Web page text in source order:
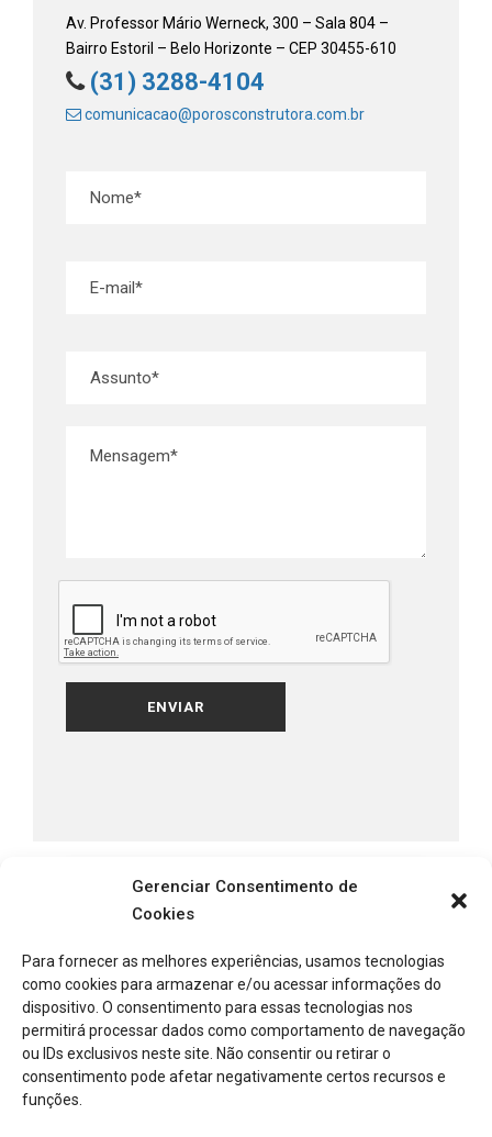
Gerenciar Consentimento de
Cookies
Para fornecer as melhores experiências, usamos tecnologias
como cookies para armazenar e/ou acessar informações do
dispositivo. O consentimento para essas tecnologias nos
permitirá processar dados como comportamento de navegação
ou IDs exclusivos neste site. Não consentir ou retirar o
consentimento pode afetar negativamente certos recursos e
funções.
Av. Professor Mário Werneck, 300 – Sala 804 –
Bairro Estoril – Belo Horizonte – CEP 30455-610
(31) 3288-4104
comunicacao@porosconstrutora.com.br
Clique para aceitar os cookies marketing e
ativar este conteúdo